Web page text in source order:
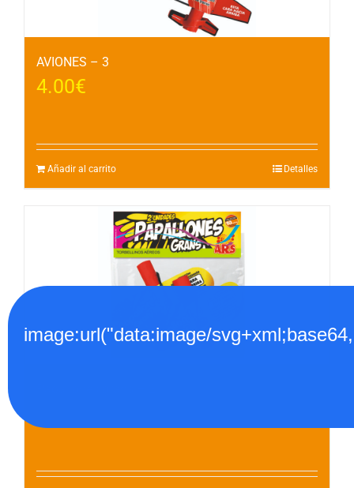
AVIONES – 3
4.00€
Añadir al carrito Detalles
image:url("data:image/